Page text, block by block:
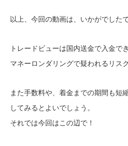
以上、今回の動画は、いかがでした
トレードビューは国内送金で入金で
マネーロンダリングで疑われるリス
また手数料や、着金までの期間も短
してみるとよいでしょう。
それでは今回はこの辺で！